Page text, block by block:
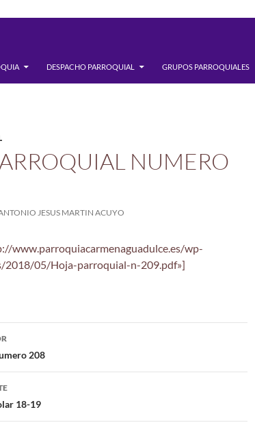
DESPACHO PARROQUIAL GRUPOS PARROQUIALES
NUMERO
JESUS MARTIN ACUYO
www.parroquiacarmenaguadulce.es/wp-
2018/05/Hoja-parroquial-n-209.pdf»]
208
18-19